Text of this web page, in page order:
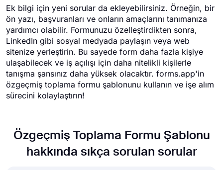
Ek bilgi için yeni sorular da ekleyebilirsiniz. Örneğin, bir
ön yazı, başvuranları ve onların amaçlarını tanımanıza
yardımcı olabilir. Formunuzu özelleştirdikten sonra,
LinkedIn gibi sosyal medyada paylaşın veya web
sitenize yerleştirin. Bu sayede form daha fazla kişiye
ulaşabilecek ve iş açılışı için daha nitelikli kişilerle
tanışma şansınız daha yüksek olacaktır. forms.app'in
özgeçmiş toplama formu şablonunu kullanın ve işe alım
sürecini kolaylaştırın!
Özgeçmiş Toplama Formu Şablonu
hakkında sıkça sorulan sorular